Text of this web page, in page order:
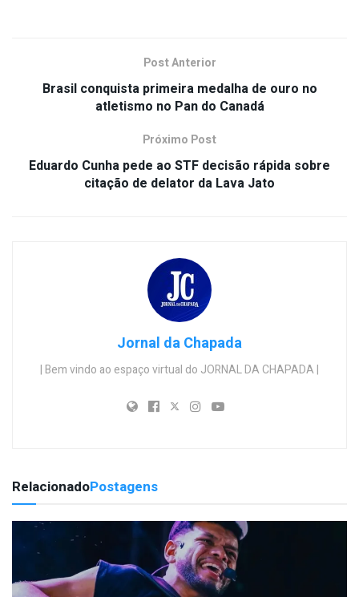
Post Anterior
Brasil conquista primeira medalha de ouro no
atletismo no Pan do Canadá
Próximo Post
Eduardo Cunha pede ao STF decisão rápida sobre
citação de delator da Lava Jato
Jornal da Chapada
| Bem vindo ao espaço virtual do JORNAL DA CHAPADA |
RelacionadoPostagens